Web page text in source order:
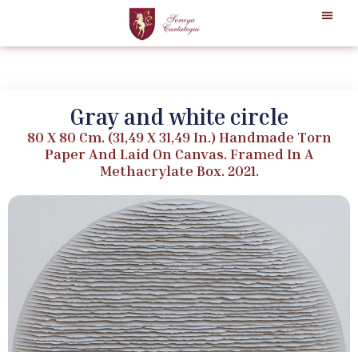
Gray and white circle
80 X 80 Cm. (31,49 X 31,49 In.) Handmade Torn
Paper And Laid On Canvas. Framed In A
Methacrylate Box. 2021.